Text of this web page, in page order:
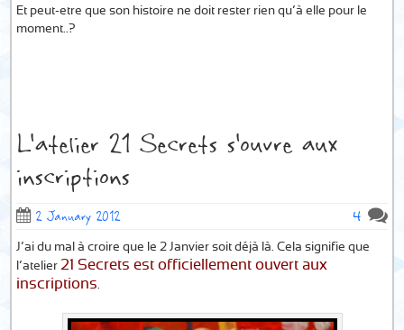
Et peut-etre que son histoire ne doit rester rien qu’à elle pour le
moment..?
L’atelier 21 Secrets s’ouvre aux
inscriptions
2 January 2012 4
J’ai du mal à croire que le 2 Janvier soit déjà là. Cela signifie que
l’atelier21 Secrets est officiellement ouvert aux
inscriptions.